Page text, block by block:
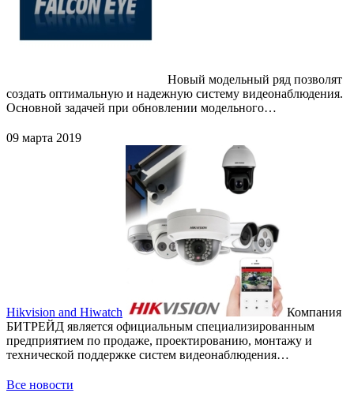
Новый модельный ряд позволят
создать оптимальную и надежную систему видеонаблюдения.
Основной задачей при обновлении модельного…
09 марта 2019
Hikvision and Hiwatch
Компания
БИТРЕЙД является официальным специализированным
предприятием по продаже, проектированию, монтажу и
технической поддержке систем видеонаблюдения…
Все новости